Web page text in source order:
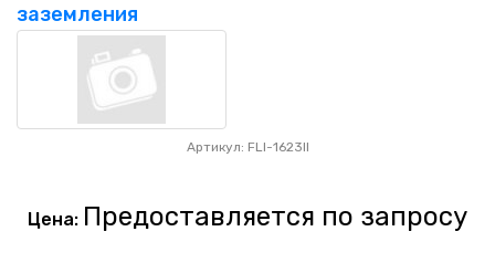
заземления
Артикул: FLI-1623II
Цена: Предоставляется по запросу